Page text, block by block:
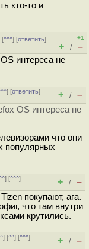
кто-то и
[^^^] [ответить]
+1
+ / –
интереса не
] [ответить]
+ / –
OS интереса не
что они
популярных
] [^^^]
+ / –
покупают, ага.
что там внутри
крутились.
^] [^^] [^^^]
+ / –